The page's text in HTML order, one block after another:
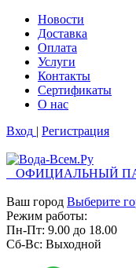
Новости
Доставка
Оплата
Услуги
Контакты
Cертификаты
О нас
Вход | Регистрация
ОФИЦИАЛЬНЫЙ
Ваш город Выберите
Режим работы:
Пн-Пт: 9.00 до 18.00
Сб-Вс: Выходной